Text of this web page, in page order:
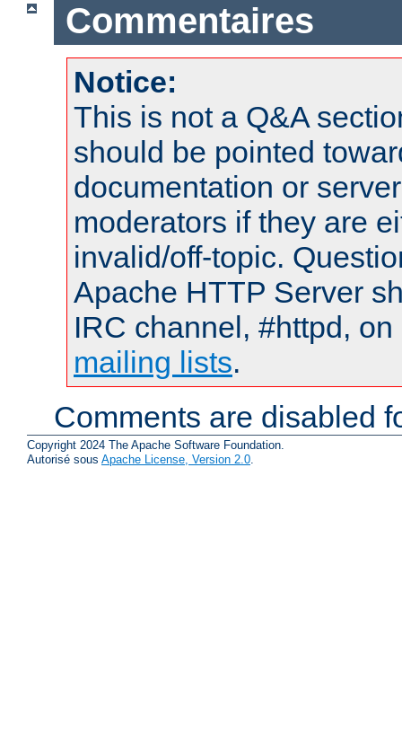
Commentaires
Notice:
This is not a Q&A
should be pointed
documentation or
moderators if they are
invalid/off-topic.
Apache HTTP Server
IRC channel, #httpd,
mailing lists.
Comments are disabled
Copyright 2024 The Apache Software Foundation.
Autorisé sous Apache License, Version 2.0